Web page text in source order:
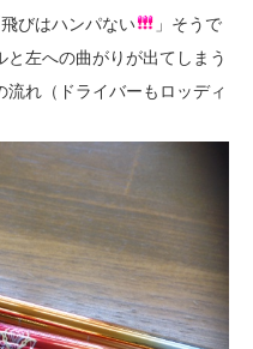
びはハンパない
」そうで
左への曲がりが出てしまう
れ（ドライバーもロッディ